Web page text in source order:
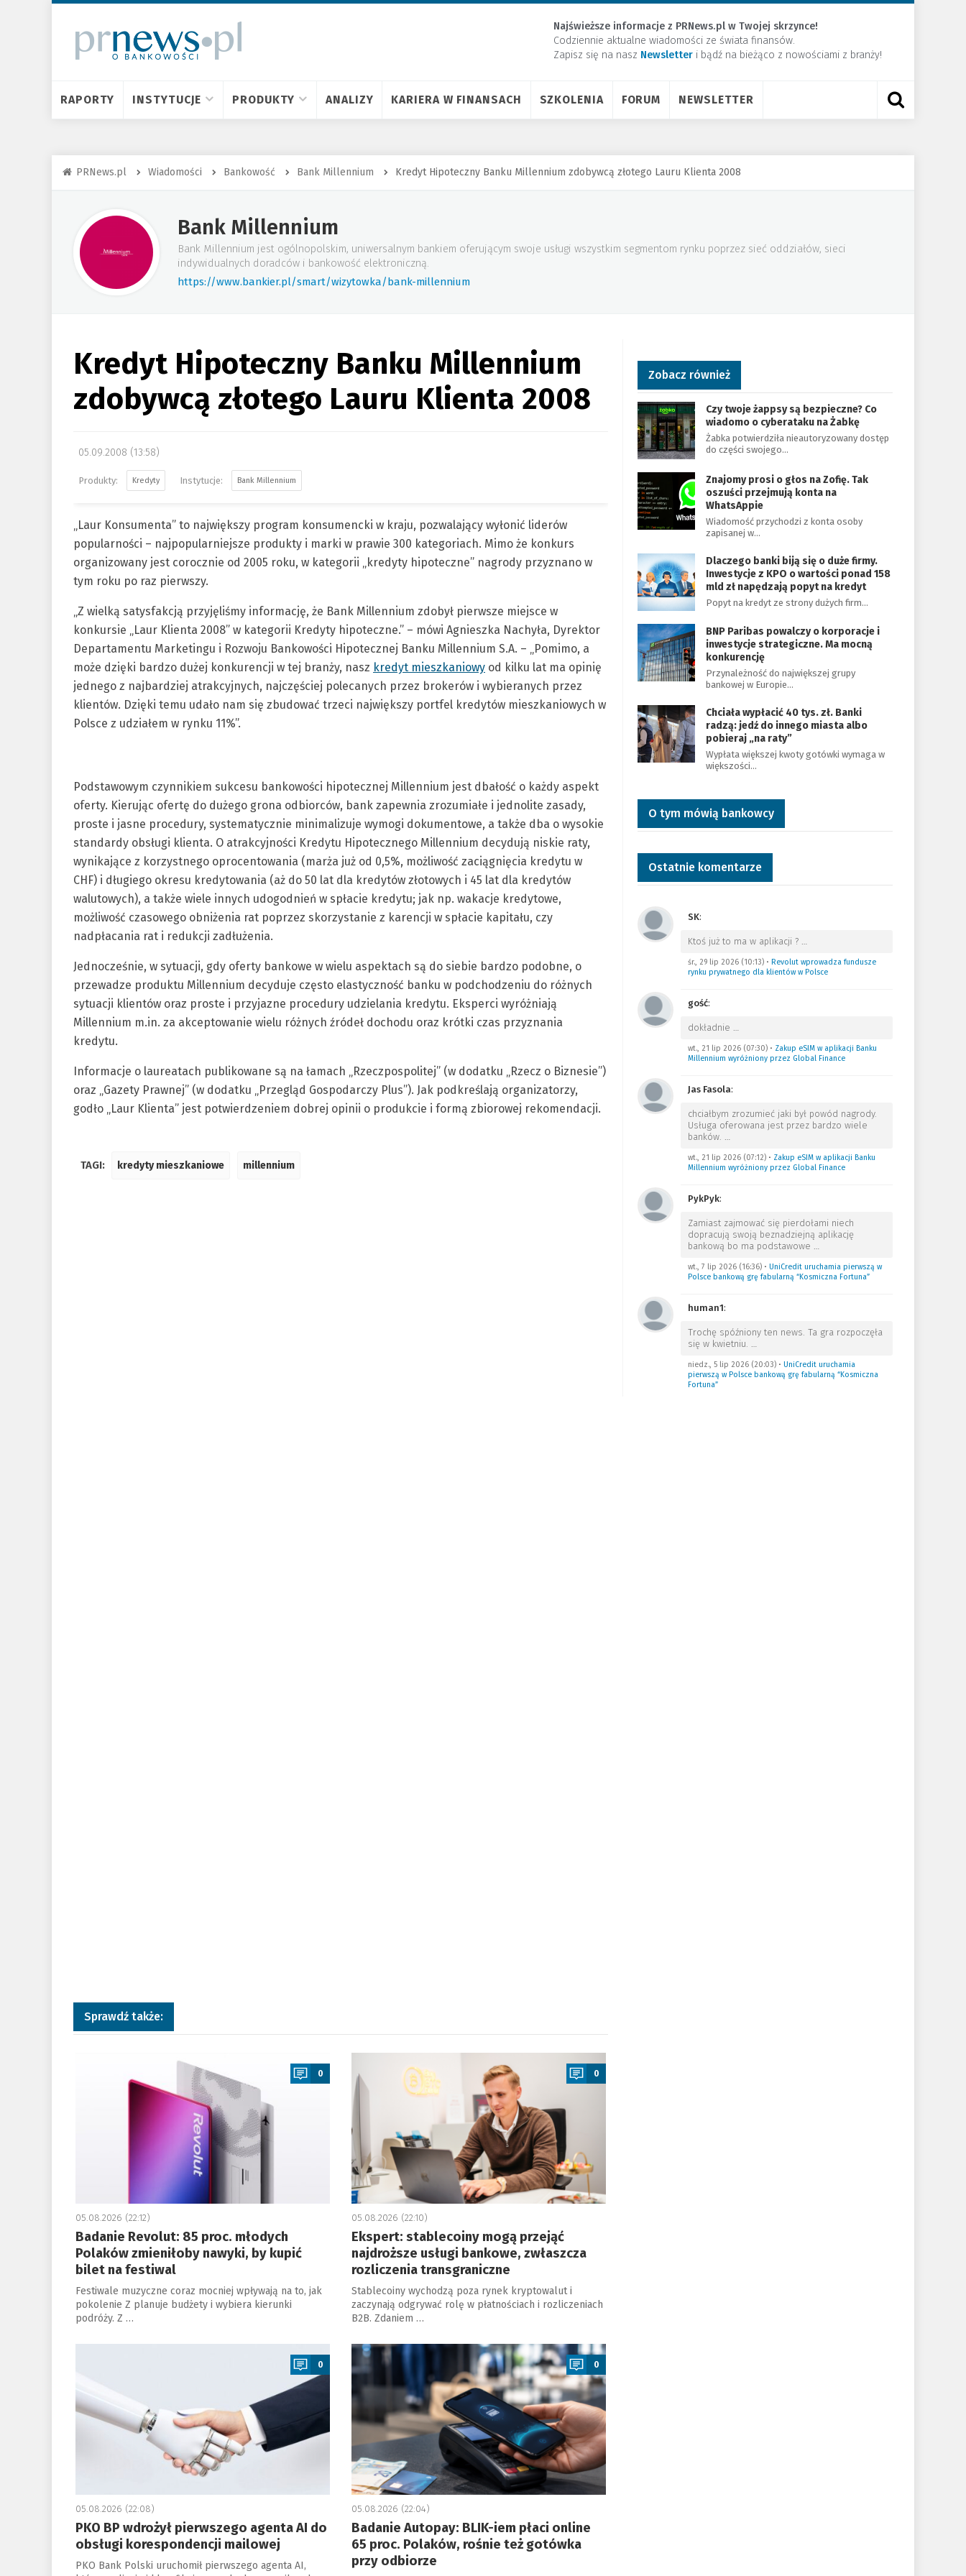
Najświeższe informacje z PRNews.pl w Twojej skrzynce!
Codziennie aktualne wiadomości ze świata finansów.
Zapisz się na nasz Newsletter ​i bądź na bieżąco z nowościami z branży!
RAPORTY INSTYTUCJE PRODUKTY ANALIZY KARIERA W FINANSACH SZKOLENIA FORUM NEWSLETTER
PRNews.pl Wiadomości Bankowość Bank Millennium Kredyt Hipoteczny Banku Millennium zdobywcą złotego Lauru Klienta 2008
Bank Millennium
Bank Millennium jest ogólnopolskim, uniwersalnym bankiem oferującym swoje usługi wszystkim segmentom rynku poprzez sieć oddziałów, sieci
indywidualnych doradców i bankowość elektroniczną.
https://www.bankier.pl/smart/wizytowka/bank-millennium
Kredyt Hipoteczny Banku Millennium
zdobywcą złotego Lauru Klienta 2008
05.09.2008 (13:58)
Kredyty Bank Millennium
„Laur Konsumenta” to największy program konsumencki w kraju, pozwalający wyłonić liderów
popularności – najpopularniejsze produkty i marki w prawie 300 kategoriach. Mimo że konkurs
organizowany jest corocznie od 2005 roku, w kategorii „kredyty hipoteczne” nagrody przyznano w
tym roku po raz pierwszy.
„Z wielką satysfakcją przyjęliśmy informację, że Bank Millennium zdobył pierwsze miejsce w
konkursie „Laur Klienta 2008” w kategorii Kredyty hipoteczne.” – mówi Agnieszka Nachyła, Dyrektor
Departamentu Marketingu i Rozwoju Bankowości Hipotecznej Banku Millennium S.A. – „Pomimo, a
może dzięki bardzo dużej konkurencji w tej branży, nasz kredyt mieszkaniowy od kilku lat ma opinię
jednego z najbardziej atrakcyjnych, najczęściej polecanych przez brokerów i wybieranych przez
klientów. Dzięki temu udało nam się zbudować trzeci największy portfel kredytów mieszkaniowych w
Polsce z udziałem w rynku 11%”.
Podstawowym czynnikiem sukcesu bankowości hipotecznej Millennium jest dbałość o każdy aspekt
oferty. Kierując ofertę do dużego grona odbiorców, bank zapewnia zrozumiałe i jednolite zasady,
proste i jasne procedury, systematycznie minimalizuje wymogi dokumentowe, a także dba o wysokie
standardy obsługi klienta. O atrakcyjności Kredytu Hipotecznego Millennium decydują niskie raty,
wynikające z korzystnego oprocentowania (marża już od 0,5%, możliwość zaciągnięcia kredytu w
CHF) i długiego okresu kredytowania (aż do 50 lat dla kredytów złotowych i 45 lat dla kredytów
walutowych), a także wiele innych udogodnień w spłacie kredytu; jak np. wakacje kredytowe,
możliwość czasowego obniżenia rat poprzez skorzystanie z karencji w spłacie kapitału, czy
nadpłacania rat i redukcji zadłużenia.
Jednocześnie, w sytuacji, gdy oferty bankowe w wielu aspektach są do siebie bardzo podobne, o
przewadze produktu Millennium decyduje często elastyczność banku w podchodzeniu do różnych
sytuacji klientów oraz proste i przyjazne procedury udzielania kredytu. Eksperci wyróżniają
Millennium m.in. za akceptowanie wielu różnych źródeł dochodu oraz krótki czas przyznania
kredytu.
Informacje o laureatach publikowane są na łamach „Rzeczpospolitej” (w dodatku „Rzecz o Biznesie”)
oraz „Gazety Prawnej” (w dodatku „Przegląd Gospodarczy Plus”). Jak podkreślają organizatorzy,
godło „Laur Klienta” jest potwierdzeniem dobrej opinii o produkcie i formą zbiorowej rekomendacji.
TAGI: kredyty mieszkaniowe millennium
Sprawdź także:
0
05.08.2026 (22:12)
Badanie Revolut: 85 proc. młodych
Polaków zmieniłoby nawyki, by kupić
bilet na festiwal
Festiwale muzyczne coraz mocniej wpływają na to, jak
pokolenie Z planuje budżety i wybiera kierunki
podróży. Z …
a
0
05.08.2026 (22:10)
Ekspert: stablecoiny mogą przejąć
najdroższe usługi bankowe, zwłaszcza
rozliczenia transgraniczne
Stablecoiny wychodzą poza rynek kryptowalut i
zaczynają odgrywać rolę w płatnościach i rozliczeniach
B2B. Zdaniem …
a
0
05.08.2026 (22:08)
PKO BP wdrożył pierwszego agenta AI do
obsługi korespondencji mailowej
PKO Bank Polski uruchomił pierwszego agenta AI,
a
0
05.08.2026 (22:04)
Badanie Autopay: BLIK-iem płaci online
65 proc. Polaków, rośnie też gotówka
przy odbiorze
Zobacz również
Czy twoje żappsy są bezpieczne? Co
wiadomo o cyberataku na Żabkę
Żabka potwierdziła nieautoryzowany dostęp
do części swojego…
Znajomy prosi o głos na Zofię. Tak
oszuści przejmują konta na
WhatsAppie
Wiadomość przychodzi z konta osoby
zapisanej w…
Dlaczego banki biją się o duże firmy.
Inwestycje z KPO o wartości ponad 158
mld zł napędzają popyt na kredyt
Popyt na kredyt ze strony dużych firm…
BNP Paribas powalczy o korporacje i
inwestycje strategiczne. Ma mocną
konkurencję
Przynależność do największej grupy
bankowej w Europie…
Chciała wypłacić 40 tys. zł. Banki
radzą: jedź do innego miasta albo
pobieraj „na raty”
Wypłata większej kwoty gotówki wymaga w
większości…
O tym mówią bankowcy
Ostatnie komentarze
SK:
Ktoś już to ma w aplikacji ? …
śr., 29 lip 2026 (10:13)• Revolut wprowadza fundusze
rynku prywatnego dla klientów w Polsce
gość:
dokładnie …
wt., 21 lip 2026 (07:30)• Zakup eSIM w aplikacji Banku
Millennium wyróżniony przez Global Finance
Jas Fasola:
chciałbym zrozumieć jaki był powód nagrody.
Usługa oferowana jest przez bardzo wiele
banków. …
wt., 21 lip 2026 (07:12)• Zakup eSIM w aplikacji Banku
Millennium wyróżniony przez Global Finance
PykPyk:
Zamiast zajmować się pierdołami niech
dopracują swoją beznadziejną aplikację
bankową bo ma podstawowe …
wt., 7 lip 2026 (16:36)• UniCredit uruchamia pierwszą w
Polsce bankową grę fabularną “Kosmiczna Fortuna”
human1:
Trochę spóźniony ten news. Ta gra rozpoczęła
się w kwietniu. …
niedz., 5 lip 2026 (20:03)• UniCredit uruchamia
pierwszą w Polsce bankową grę fabularną “Kosmiczna
Fortuna”